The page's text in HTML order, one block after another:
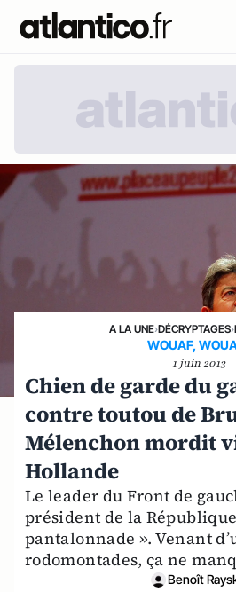
A LA UNE›DÉCRYPTAGES›
WOUAF,
1 juin 2013
Chien de garde du
contre toutou de
Mélenchon mordit
Hollande
Le leader du Front de
président de la
pantalonnade ». Venant
rodomontades, ça ne
Benoît